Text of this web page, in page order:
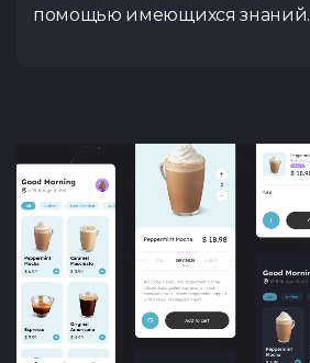
помощью имеющихся знаний.